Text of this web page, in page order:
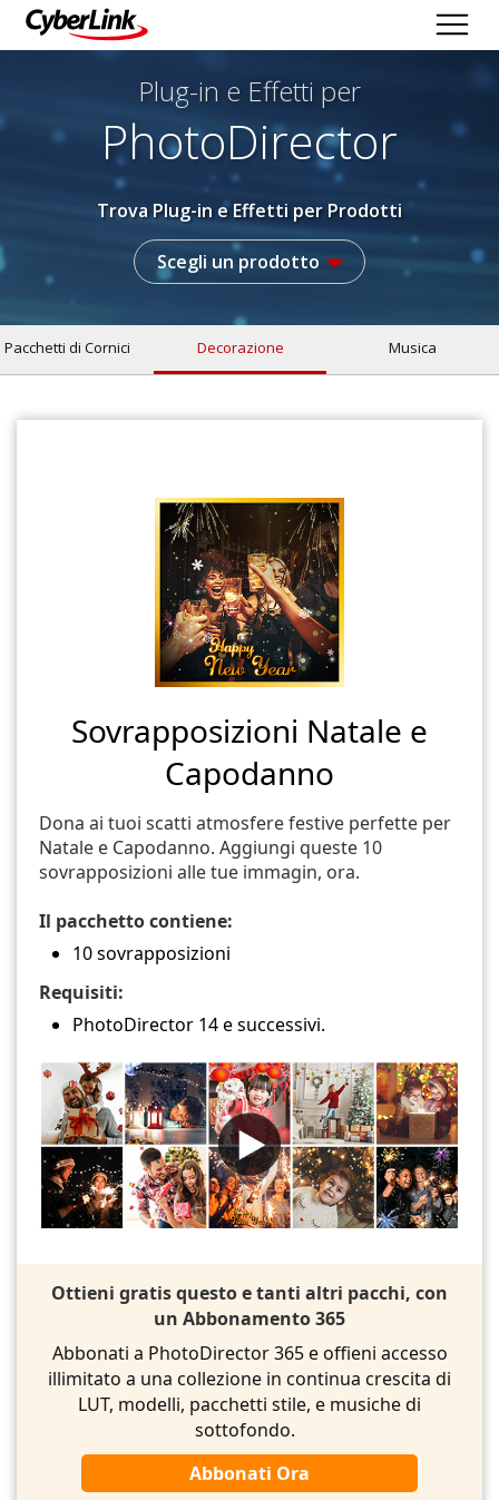
Plug-in e Effetti per
PhotoDirector
Trova Plug-in e Effetti per Prodotti
Scegli un prodotto
Pacchetti di Cornici Decorazione Musica
Sovrapposizioni Natale e
Capodanno
Dona ai tuoi scatti atmosfere festive perfette per
Natale e Capodanno. Aggiungi queste 10
sovrapposizioni alle tue immagin, ora.
Il pacchetto contiene:
10 sovrapposizioni
Requisiti:
PhotoDirector 14 e successivi.
Ottieni gratis questo e tanti altri pacchi, con
un Abbonamento 365
Abbonati a PhotoDirector 365 e offieni accesso
illimitato a una collezione in continua crescita di
LUT, modelli, pacchetti stile, e musiche di
sottofondo.
Abbonati Ora